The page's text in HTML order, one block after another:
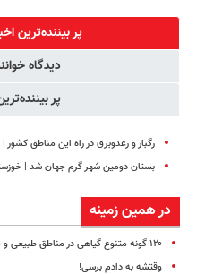
برگردون
(40%off)
پر بیننده‌ترین
دیدگاه
پر
رگبار و رعدوبرق در راه این مناطق
بستان دومین شهر گرم جهان شد |
در همین زمینه
۱۲۰ گونه متنوع گیاهی در مناطق طبیعی و جنگلی شمال کشور وجود دارد
وقتشه به دادم برسی!